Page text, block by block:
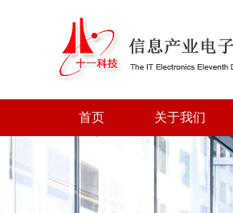
首页 关于我们